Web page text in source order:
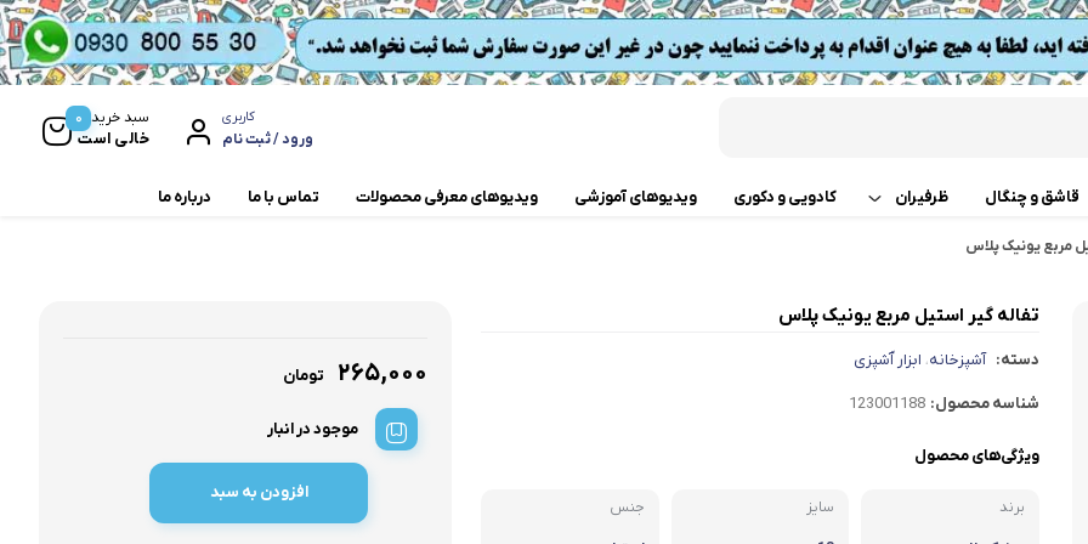
کاربری
ورود / ثبت نام
سبد خرید
خالی است
0
خردکن
قاشق و چنگال ظرفیران
تابه دو دسته
تابه های تک دسته دربدار
کادویی و دکوری ویدیوهای آموزشی ویدیوهای معرفی محصولات تماس با ما درباره ما
مربع یونیک پلاس
تفاله گیر استیل مربع یونیک پلاس
دسته: آشپزخانه، ابزار آَشپزی
شناسه محصول: 123001188
ویژگی‌های محصول
برند سایز جنس
۲۶۵,۰۰۰ تومان
موجود در انبار
افزودن به سبد